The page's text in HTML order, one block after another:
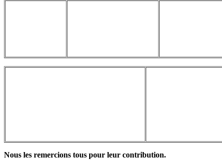
Nous les remercions tous pour leur contribution.